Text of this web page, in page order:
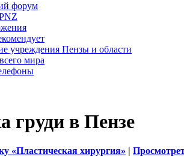
форум
учреждения Пензы и области
мира
груди в Пензе
«Пластическая хирургия» |